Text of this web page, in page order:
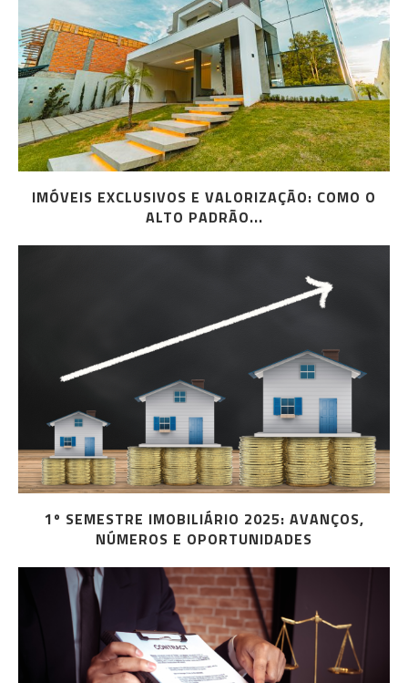
IMÓVEIS EXCLUSIVOS E VALORIZAÇÃO: COMO O
ALTO PADRÃO...
1º SEMESTRE IMOBILIÁRIO 2025: AVANÇOS,
NÚMEROS E OPORTUNIDADES